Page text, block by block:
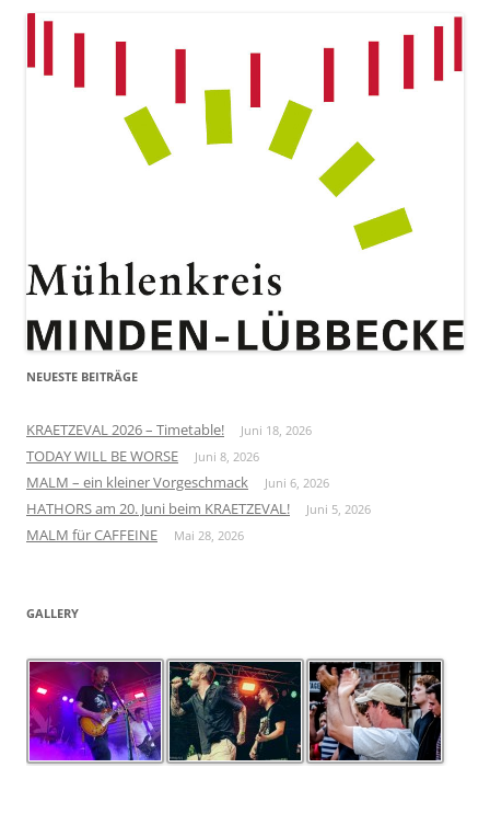
NEUESTE BEITRÄGE
KRAETZEVAL 2026 – Timetable! Juni 18, 2026
TODAY WILL BE WORSE Juni 8, 2026
MALM – ein kleiner Vorgeschmack Juni 6, 2026
HATHORS am 20. Juni beim KRAETZEVAL! Juni 5, 2026
MALM für CAFFEINE Mai 28, 2026
GALLERY